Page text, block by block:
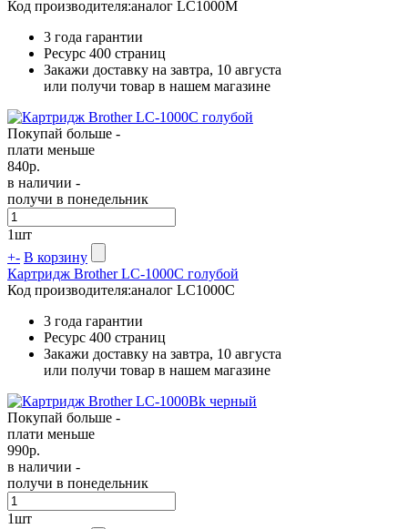
Код производителя:аналог LC1000M
3 года гарантии
Ресурс 400 страниц
Закажи доставку на завтра, 10 августа
или получи товар в нашем магазине
Покупай больше -
плати меньше
840р.
в наличии -
получи в понедельник
1шт
+- В корзину
Картридж Brother LC-1000C голубой
Код производителя:аналог LC1000C
3 года гарантии
Ресурс 400 страниц
Закажи доставку на завтра, 10 августа
или получи товар в нашем магазине
Покупай больше -
плати меньше
990р.
в наличии -
получи в понедельник
1шт